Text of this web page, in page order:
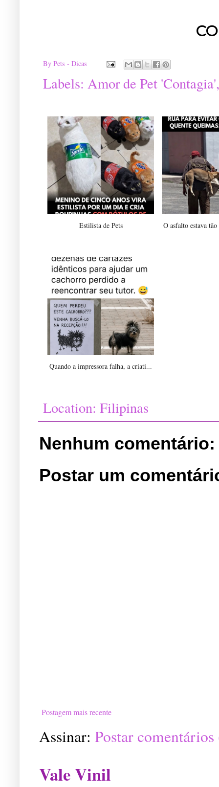
By Pets - Dicas
Labels: Amor de Pet 'Contagia'
Estilista de Pets O asfalto estava
Quando a impressora falha, a criati...
Location: Filipinas
Nenhum comentário:
Postar um
Postagem mais recente
Assinar: Postar
Vale Vinil